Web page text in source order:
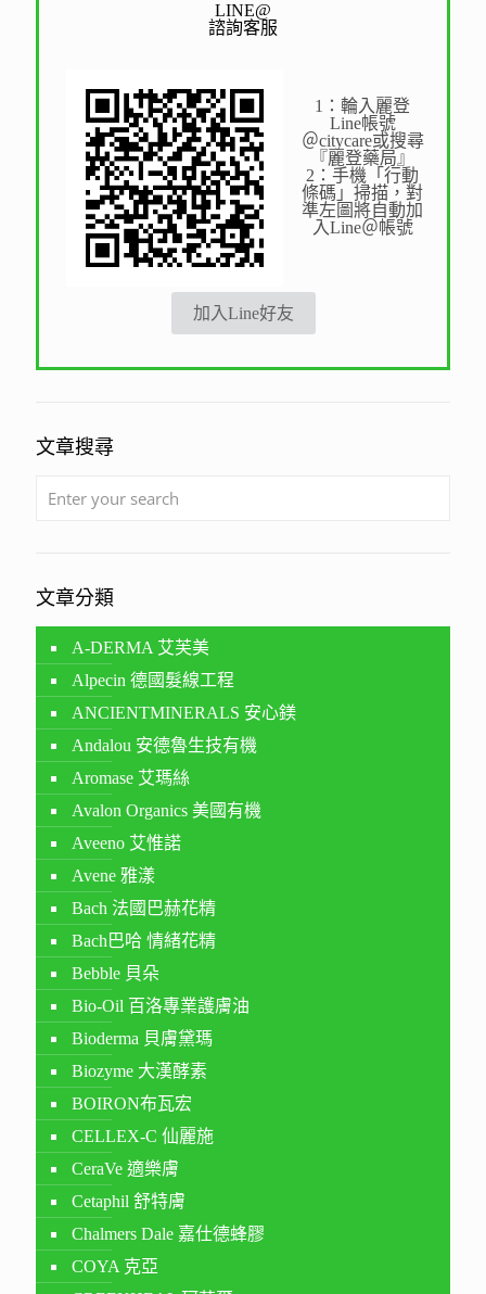
LINE@
諮詢客服
1：輪入麗登
Line帳號
＠citycare或搜尋
『麗登藥局』
2：手機「行動
條碼」掃描，對
準左圖將自動加
入Line＠帳號
加入Line好友
文章搜尋
文章分類
A-DERMA 艾芙美
Alpecin 德國髮線工程
ANCIENTMINERALS 安心鎂
Andalou 安德魯生技有機
Aromase 艾瑪絲
Avalon Organics 美國有機
Aveeno 艾惟諾
Avene 雅漾
Bach 法國巴赫花精
Bach巴哈 情緒花精
Bebble 貝朵
Bio-Oil 百洛專業護膚油
Bioderma 貝膚黛瑪
Biozyme 大漢酵素
BOIRON布瓦宏
CELLEX-C 仙麗施
CeraVe 適樂膚
Cetaphil 舒特膚
Chalmers Dale 嘉仕德蜂膠
COYA 克亞